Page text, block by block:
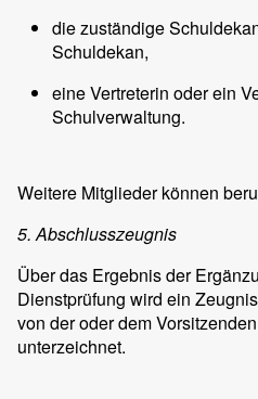
die zuständige
Schuldekan,
eine Vertreterin oder ein
Schulverwaltung.
Weitere Mitglieder können
5. Abschlusszeugnis
Über das Ergebnis der
Dienstprüfung wird ein
von der oder dem
unterzeichnet.